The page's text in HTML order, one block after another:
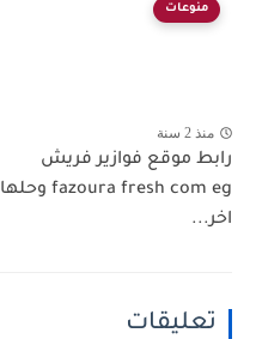
منوعات
منذ 2 سنة
رابط موقع فوازير فريش
fazoura fresh com eg وحلها
اخر...
تعليقات